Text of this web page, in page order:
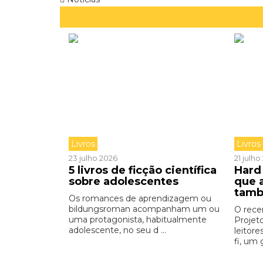
Livros
23 julho 2026
5 livros de ficção científica
sobre adolescentes
Os romances de aprendizagem ou
bildungsroman acompanham um ou
uma protagonista, habitualmente
adolescente, no seu d ...
Livros
21
que
O
fi, um